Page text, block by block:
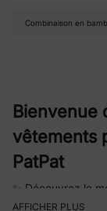
Combinaison en
Bienvenue
vêtements
PatPat
✨ Découvrez le
d'inclusivité avec
AFFICHER PLUS